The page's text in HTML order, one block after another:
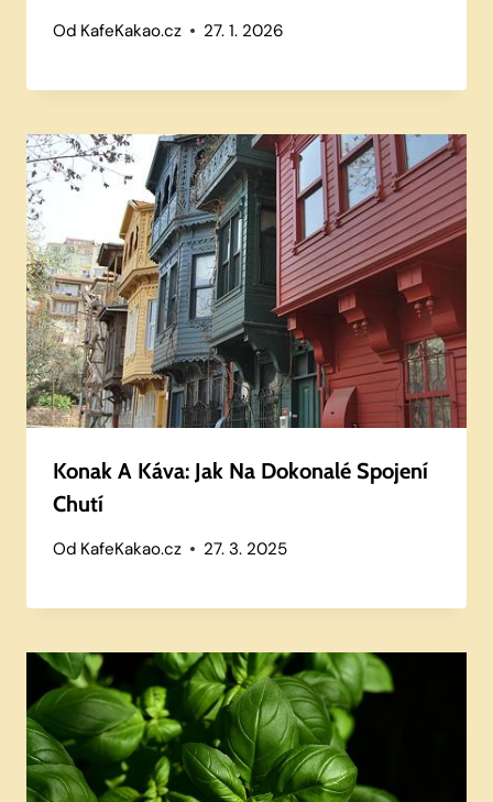
Od KafeKakao.cz 27. 1. 2026
Konak A Káva: Jak Na Dokonalé Spojení
Chutí
Od KafeKakao.cz 27. 3. 2025